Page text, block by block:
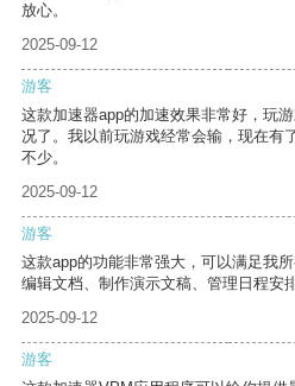
放心。
2025-09-12
游客
这款加速器app的加速效果非常好，玩
况了。我以前玩游戏经常会输，现在有
不少。
2025-09-12
游客
这款app的功能非常强大，可以满足我
编辑文档、制作演示文稿、管理日程安排
2025-09-12
游客